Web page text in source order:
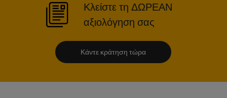
Κλείστε τη ΔΩΡΕΑΝ
αξιολόγηση σας
Κάντε κράτηση τώρα